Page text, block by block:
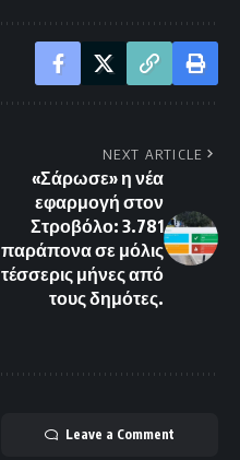
NEXT ARTICLE
«Σάρωσε» η νέα
εφαρμογή στον
Στροβόλο: 3.781
παράπονα σε μόλις
τέσσερις μήνες από
τους δημότες.
Leave a Comment